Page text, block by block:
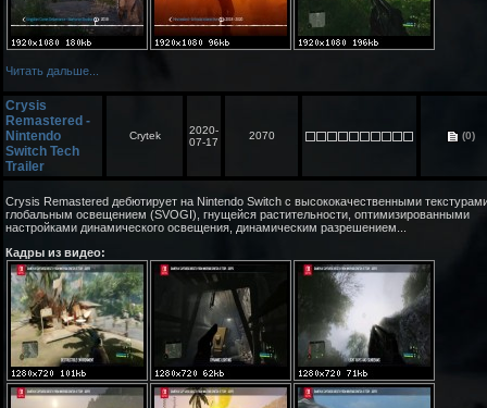
Читать дальше...
Crysis
Remastered -
Nintendo
Switch Tech
Trailer
Crytek
2020-
07-17
2070 (0)
Crysis Remastered дебютирует на Nintendo Switch с высококачественными
глобальным освещением (SVOGI), гнущейся растительности, оптимизированными
настройками динамического освещения, динамическим разрешением...
Кадры из видео: